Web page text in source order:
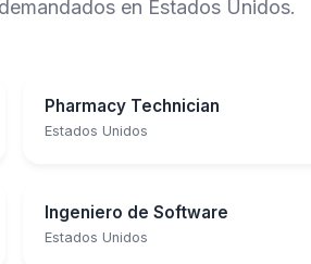
en Estados Unidos.
Pharmacy Technician
Estados Unidos
Ingeniero de Software
Estados Unidos